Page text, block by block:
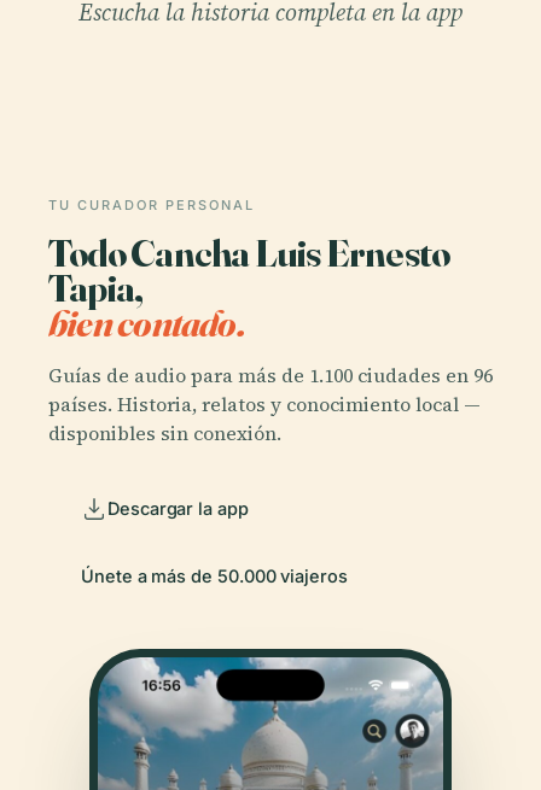
Escucha la historia completa en la app
TU CURADOR PERSONAL
Todo Cancha Luis Ernesto
Tapia,
bien contado.
Guías de audio para más de 1.100 ciudades en 96
países. Historia, relatos y conocimiento local —
disponibles sin conexión.
Descargar la app
Únete a más de 50.000 viajeros